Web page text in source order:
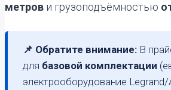
метров и грузоподъёмностью
📌 Обратите внимание: В
для базовой комплектации
электрооборудование